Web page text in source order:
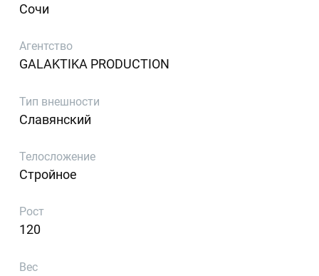
Сочи
Агентство
GALAKTIKA PRODUCTION
Тип внешности
Славянский
Телосложение
Стройное
Рост
120
Вес